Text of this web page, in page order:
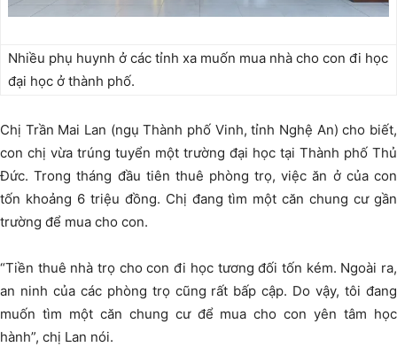
Nhiều phụ huynh ở các tỉnh xa muốn mua nhà cho con đi học
đại học ở thành phố.
Chị Trần Mai Lan (ngụ Thành phố Vinh, tỉnh Nghệ An) cho biết,
con chị vừa trúng tuyển một trường đại học tại Thành phố Thủ
Đức. Trong tháng đầu tiên thuê phòng trọ, việc ăn ở của con
tốn khoảng 6 triệu đồng. Chị đang tìm một căn chung cư gần
trường để mua cho con.
“Tiền thuê nhà trọ cho con đi học tương đối tốn kém. Ngoài ra,
an ninh của các phòng trọ cũng rất bấp cập. Do vậy, tôi đang
muốn tìm một căn chung cư để mua cho con yên tâm học
hành”, chị Lan nói.